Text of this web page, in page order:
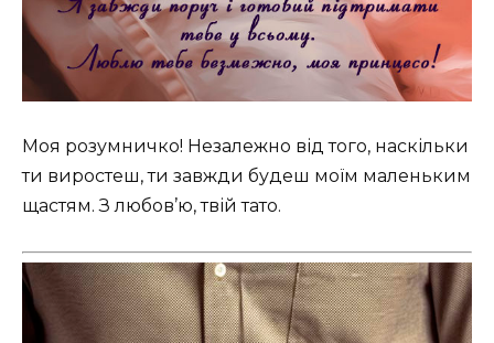
Моя розумничко! Незалежно від того, наскільки
ти виростеш, ти завжди будеш моїм маленьким
щастям. З любов’ю, твій тато.